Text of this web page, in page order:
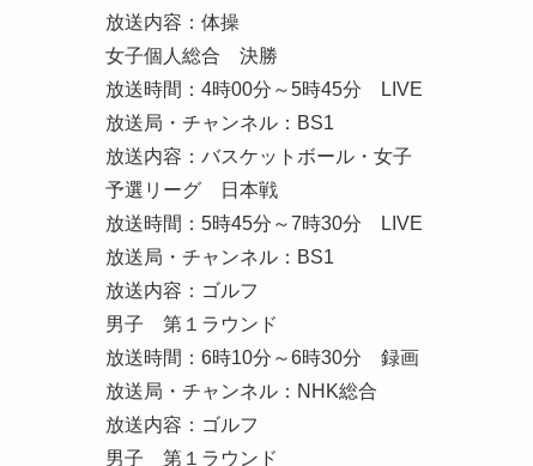
放送内容：体操
女子個人総合 決勝
放送時間：4時00分～5時45分 LIVE
放送局・チャンネル：BS1
放送内容：バスケットボール・女子
予選リーグ 日本戦
放送時間：5時45分～7時30分 LIVE
放送局・チャンネル：BS1
放送内容：ゴルフ
男子 第１ラウンド
放送時間：6時10分～6時30分 録画
放送局・チャンネル：NHK総合
放送内容：ゴルフ
男子 第１ラウンド